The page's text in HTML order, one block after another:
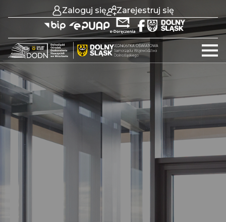
Zaloguj się Zarejestruj się